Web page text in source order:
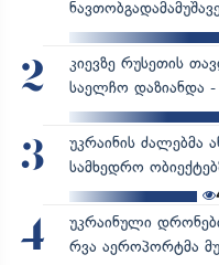
2
კიევზე რუსეთის
საელჩო დაზიანდა -
3
უკრაინის ძალებმა
სამხედრო
4
უკრაინული
რვა აეროპორტმა